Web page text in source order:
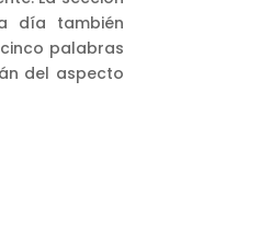
día también
palabras
del aspecto